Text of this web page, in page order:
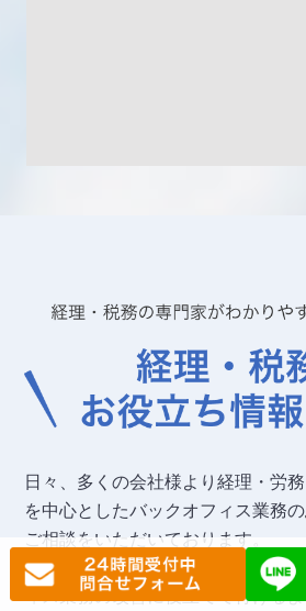
日々、多くの会社様より経理・労務
を中心としたバックオフィス業務の
ご相談をいただいております。
こうした経験をもとに、バックオフ
ィス業務の改善に役立てて行けるよ